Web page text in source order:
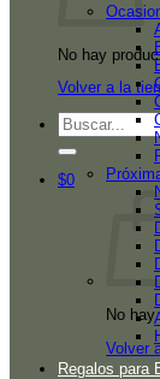
No hay
Volver a la
Buscar
por:
$0
No
Volver
Regalos para